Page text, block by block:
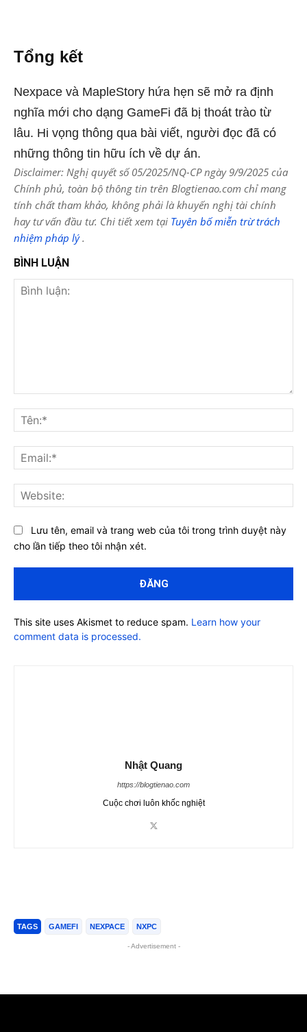
Tổng kết
Nexpace và MapleStory hứa hẹn sẽ mở ra định
nghĩa mới cho dạng GameFi đã bị thoát trào từ
lâu. Hi vọng thông qua bài viết, người đọc đã có
những thông tin hữu ích về dự án.
Disclaimer: Nghị quyết số 05/2025/NQ-CP ngày 9/9/2025 của
Chính phủ, toàn bộ thông tin trên Blogtienao.com chỉ mang
tính chất tham khảo, không phải là khuyến nghị tài chính
hay tư vấn đầu tư. Chi tiết xem tại Tuyên bố miễn trừ trách
nhiệm pháp lý.
BÌNH LUẬN
luận:
Lưu tên, email và trang web của tôi trong trình duyệt này
cho lần tiếp theo tôi nhận xét.
This site uses Akismet to reduce spam. Learn how your
comment data is processed.
Nhật Quang
https://blogtienao.com
Cuộc chơi luôn khốc nghiệt
TAGS GAMEFI NEXPACE NXPC
- Advertisement -